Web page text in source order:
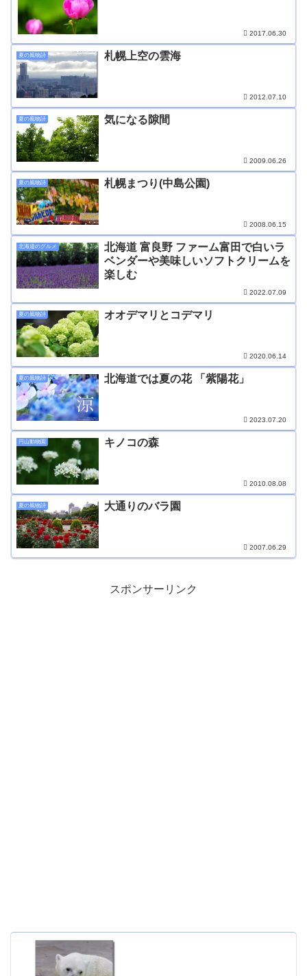
2017.06.30
夏の風物詩 札幌上空の雲海
2012.07.10
夏の風物詩 気になる隙間
2009.06.26
夏の風物詩 札幌まつり(中島公園)
2008.06.15
北海道のグルメ
北海道 富良野 ファーム富田で白いラ
ベンダーや美味しいソフトクリームを
楽しむ
2022.07.09
夏の風物詩 オオデマリとコデマリ
2020.06.14
夏の風物詩 北海道では夏の花 「紫陽花」
2023.07.20
円山動物園 キノコの森
2010.08.08
夏の風物詩 大通りのバラ園
2007.06.29
スポンサーリンク